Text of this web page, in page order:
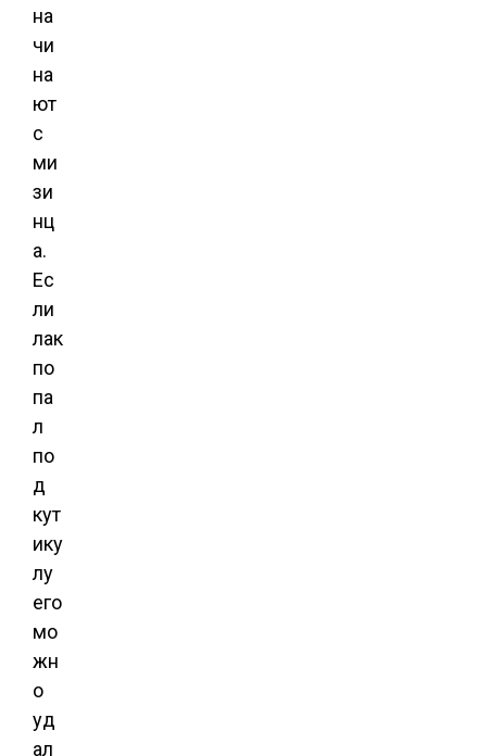
на
чи
на
ют
с
ми
зи
нц
а.
Ес
ли
лак
по
па
л
по
д
кут
ику
лу
его
мо
жн
о
уд
ал